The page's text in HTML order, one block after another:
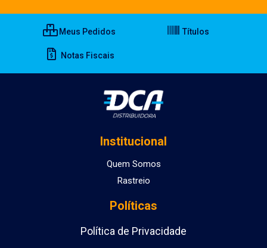
Meus Pedidos Títulos
Notas Fiscais
Institucional
Quem Somos
Rastreio
Políticas
Política de Privacidade